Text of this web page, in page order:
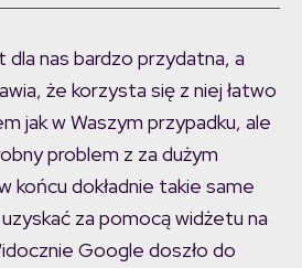
nas bardzo przydatna, a
że korzysta się z niej łatwo
jak w Waszym przypadku, ale
problem z za dużym
końcu dokładnie takie same
za pomocą widżetu na
Google doszło do